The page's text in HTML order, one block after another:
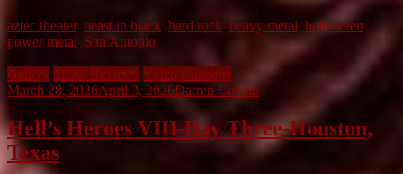
aztec theater, beast in black, hard rock, heavy metal helloween,
power metal, San Antonio
Gallery Show Reviews Video Concerts
March 28, 2026April 3, 2026Darren Cowan
Hell’s Heroes VIII-Day Three-Houston,
Texas